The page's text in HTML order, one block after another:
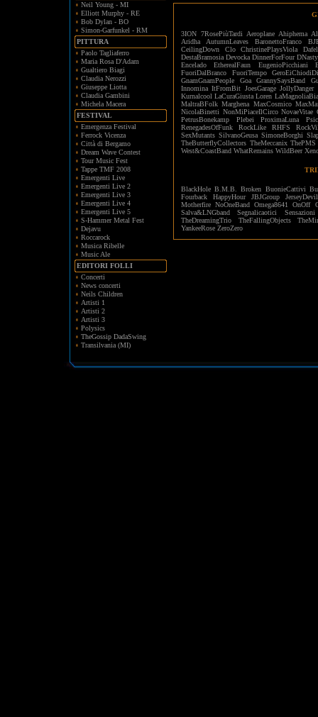
Neil Young - MI
Elliott Murphy - RE
Bob Dylan - BO
Simon-Garfunkel - RM
PITTURA
Paolo Tagliaferro
Maria Rosa D'Adam
Gualtiero Biagi
Claudia Nerozzi
Giuseppe Liotta
Claudia Gambini
Michela Macera
FESTIVAL
Emergenza Festival
Ferrock Vicenza
Città di Bergamo
Dream Wave Contest
Tour Music Fest
Tappe TMF 2008
Emergenti Live
Emergenti Live 2
Emergenti Live 3
Emergenti Live 4
Emergenti Live 5
S-Hammer Metal Fest
Dejavu
Roccarock
Musica Ribelle
Music Ale
EDITORI FOLLI
Concerti
News concerti
Neils Children
Artisti 1
Artisti 2
Artisti 3
Polysics
TheGossip DadaSwing
Transilvania (MI)
3ION 7RosePiùTardi Aeroplane Ahiphema
Aridha
AutumnLeaves BaronettoFranco
CeilingDown
Clo ChristinePlaysViola
DestaBramosia Devocka DinnerForFour DNasty
Encelado
EtherealFaun EugenioPicchiani
FuoriDalBranco
FuoriTempo
GnamGnamPeople
Goa GrannySaysBand
Innomina ItFromBit JoesGarage JollyDanger
Kurnalcool LaCuraGiusta Loren
MaltraBFolk Marghena MaxCosmico
NicolaBinetti NonMiPiaceIlCirco NovaeVitae
PetrusBonekamp
Plebei ProximaLuna
RenegadesOfFunk
RockLike RHFS
SexMutants SilvanoGeusa SimoneBorghi
TheButterflyCollectors TheMeccanix ThePMS
West&CoastBand WhatRemains WildBeer
BlackHole B.M.B. Broken BuonieCattivi
Fourback
HappyHour JBJGroup
Motherfire NoOneBand Omega8641 OnOff
Salva&LNGbandSegnalicaotici
Sensazioni
TheDreamingTrio
TheFallingObjects
YankeeRose ZeroZero